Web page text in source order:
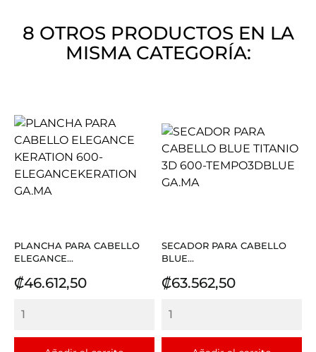
8 OTROS PRODUCTOS EN LA
MISMA CATEGORÍA:
PLANCHA PARA CABELLO
ELEGANCE...
Precio
₡46.612,50
SECADOR PARA CABELLO
BLUE...
Precio
₡63.562,50